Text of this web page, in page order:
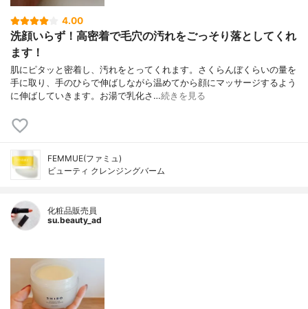
4.00
洗顔いらず！高密着で毛穴の汚れをごっそり落としてくれ
ます！
肌にピタッと密着し、汚れをとってくれます。さくらんぼくらいの量を
手に取り、手のひらで伸ばしながら温めてから顔にマッサージするよう
に伸ばしていきます。お湯で乳化さ…続きを見る
FEMMUE(ファミュ)
ビューティ クレンジングバーム
化粧品販売員
su.beauty_ad